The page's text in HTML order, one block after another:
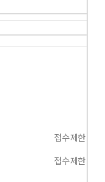
접수제한
접수제한